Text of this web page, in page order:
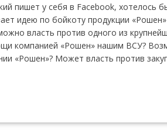
пишет у себя в Facebook, хотелось
идею по бойкоту продукции
власть против одного из
компанией «Рошен» нашим ВСУ?
«Рошен»? Может власть против